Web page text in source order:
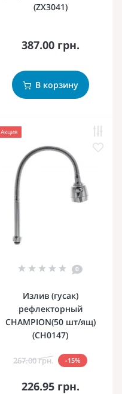
(ZX3041)
387.00 грн.
В корзину
Акция
0
Излив (гусак)
рефлекторный
CHAMPION(50 шт/ящ)
(CH0147)
267.00 грн. -15%
226.95 грн.